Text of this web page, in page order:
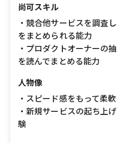
尚可スキル
・競合他サービスを調査
をまとめられる能力
・プロダクトオーナーの
を読んでまとめる能力
人物像
・スピード感をもって柔
・新規サービスの起ち上
験